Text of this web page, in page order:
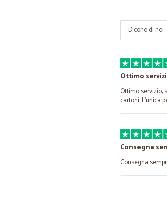
Dicono di noi
Ottimo
Ottimo servizio,
cartoni. L'unica
Consegna
Consegna